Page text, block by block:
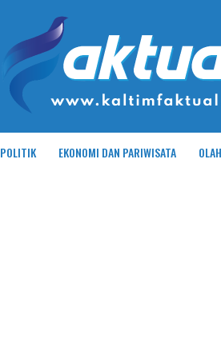
POLITIK EKONOMI DAN PARIWISATA